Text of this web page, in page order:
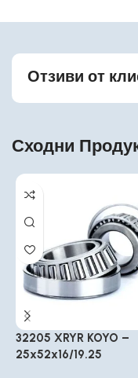
Отзиви от
Сходни
32205 XRYR KOYO –
25x52x16/19.25